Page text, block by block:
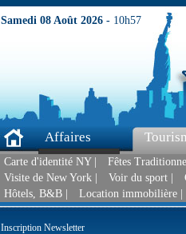
Samedi 08 Août 2026 - 10h57
Affaires
Carte d'identité NY | Fêtes
Visite de New York |
Voir du sport |
Hôtels, B&B |
Location immobilière |
Inscription Newsletter